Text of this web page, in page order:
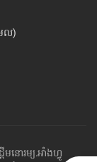
ល)
នោរម្យ.អាំងហ្វូ